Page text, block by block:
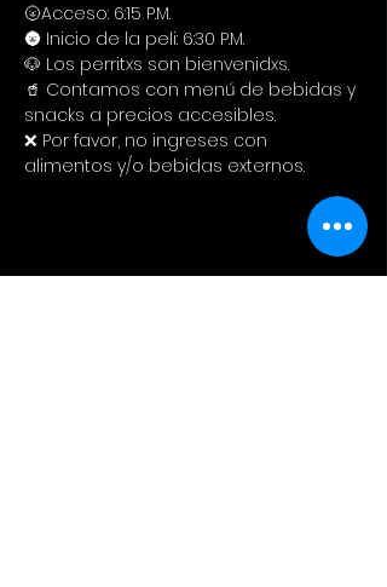
🌝Acceso: 6:15 P.M.
🌚 Inicio de la peli: 6:30 P.M.
🐶 Los perritxs son bienvenidxs.
🥤 Contamos con menú de bebidas y
snacks a precios accesibles.
❌ Por favor, no ingreses con
alimentos y/o bebidas externos.